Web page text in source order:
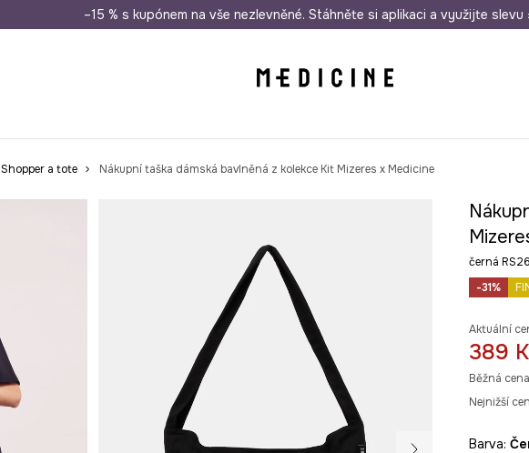
Doprava zdarma při nákupu nad 1 200 Kč Odeslání i do 24 hodin 30
–15 % s kupónem na vše nezlevněné. Stáhněte si aplikaci a využijte slevu
Shopper a tote Nákupní taška dámská bavlněná z kolekce Kit Mizeres x Medicine
černá
-31%
Aktuální
389
Běžná
Nejnižší
Barva: